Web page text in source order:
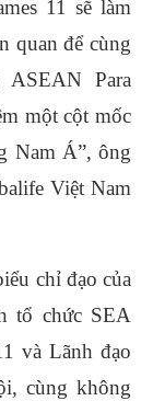
11 sẽ làm
quan để cùng
Para
một cột mốc
Nam Á”, ông
Việt Nam
chỉ đạo của
tổ chức SEA
và Lãnh đạo
cùng không